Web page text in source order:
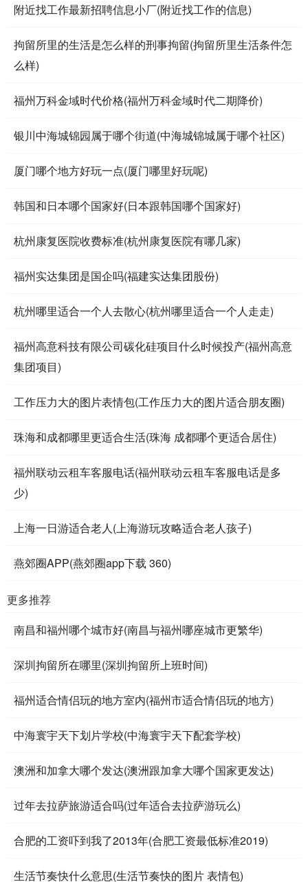
附近找工作最新招聘信息小厂(附近找工作的信息)
拘留所里的生活是怎么样的刑事拘留(拘留所里生活条件怎
么样)
福州万科金域时代价格(福州万科金域时代二期降价)
银川中海城锦园属于哪个街道(中海城锦城属于哪个社区)
厦门哪个地方好玩一点(厦门哪里好玩呢)
韩国和日本哪个国家好(日本跟韩国哪个国家好)
杭州康复医院收费标准(杭州康复医院有哪几家)
福州实达集团是国企吗(福建实达集团股份)
杭州哪里适合一个人去散心(杭州哪里适合一个人走走)
福州高意科技有限公司碳化硅项目什么时候投产(福州高意
集团项目)
工作压力大的图片表情包(工作压力大的图片适合朋友圈)
珠海和成都哪里更适合生活(珠海 成都哪个更适合居住)
福州联动云租车客服电话(福州联动云租车客服电话是多
少)
上海一日游适合老人(上海游玩攻略适合老人孩子)
燕郊圈APP(燕郊圈app下载 360)
更多推荐
南昌和福州哪个城市好(南昌与福州哪座城市更繁华)
深圳拘留所在哪里(深圳拘留所上班时间)
福州适合情侣玩的地方室内(福州市适合情侣玩的地方)
中海寰宇天下划片学校(中海寰宇天下配套学校)
澳洲和加拿大哪个发达(澳洲跟加拿大哪个国家更发达)
过年去拉萨旅游适合吗(过年适合去拉萨游玩么)
合肥的工资吓到我了2013年(合肥工资最低标准2019)
生活节奏快什么意思(生活节奏快的图片 表情包)